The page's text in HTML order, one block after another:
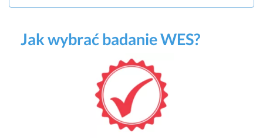
Jak wybrać badanie WES?